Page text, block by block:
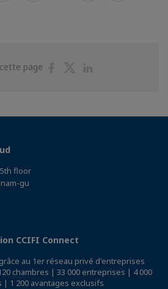
page
PartagerPartager
floor
gu
CCIFI Connect
au 1er réseau privé d'entreprises
chambres | 33 000 entreprises | 4 000
1 200 avantages exclusifs